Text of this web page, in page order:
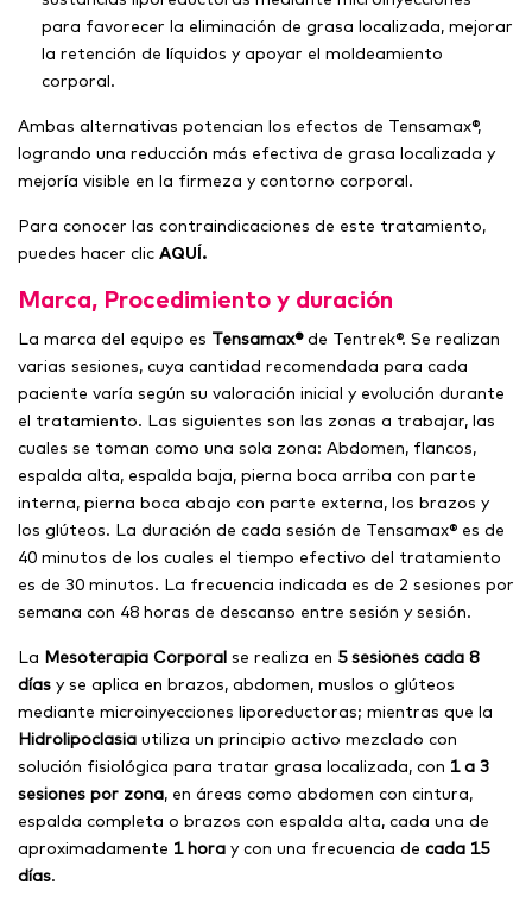
para favorecer la eliminación de grasa localizada, mejorar
la retención de líquidos y apoyar el moldeamiento
corporal.
Ambas alternativas potencian los efectos de Tensamax®,
logrando una reducción más efectiva de grasa localizada y
mejoría visible en la firmeza y contorno corporal.
Para conocer las contraindicaciones de este tratamiento,
puedes hacer clic AQUÍ.
Marca, Procedimiento y duración
La marca del equipo es Tensamax®de Tentrek®. Se realizan
varias sesiones, cuya cantidad recomendada para cada
paciente varía según su valoración inicial y evolución durante
el tratamiento. Las siguientes son las zonas a trabajar, las
cuales se toman como una sola zona: Abdomen, flancos,
espalda alta, espalda baja, pierna boca arriba con parte
interna, pierna boca abajo con parte externa, los brazos y
los glúteos. La duración de cada sesión de Tensamax® es de
40 minutos de los cuales el tiempo efectivo del tratamiento
es de 30 minutos. La frecuencia indicada es de 2 sesiones por
semana con 48 horas de descanso entre sesión y sesión.
La Mesoterapia Corporal se realiza en 5 sesiones cada 8
días y se aplica en brazos, abdomen, muslos o glúteos
mediante microinyecciones liporeductoras; mientras que la
Hidrolipoclasia utiliza un principio activo mezclado con
solución fisiológica para tratar grasa localizada, con 1 a 3
sesiones por zona, en áreas como abdomen con cintura,
espalda completa o brazos con espalda alta, cada una de
aproximadamente 1 hora y con una frecuencia de cada 15
días.